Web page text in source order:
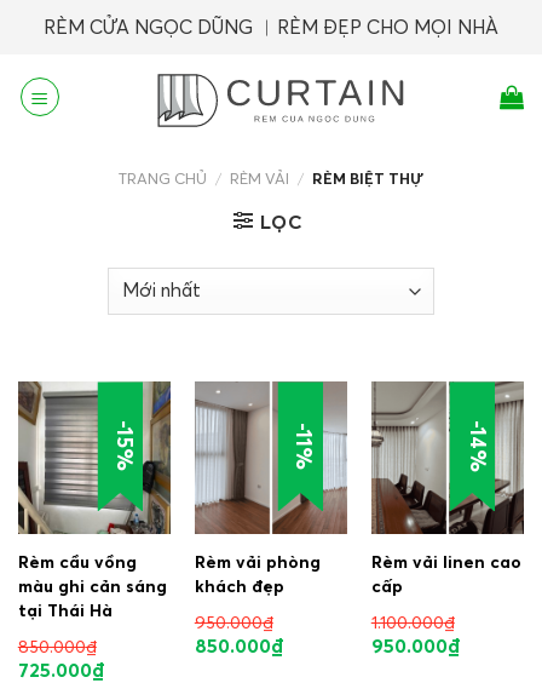
content
RÈM CỬA NGỌC DŨNG ︱RÈM ĐẸP CHO MỌI NHÀ
TRANG CHỦ / RÈM VẢI / RÈM BIỆT THỰ
LỌC
-15%
Rèm cầu vồng
màu ghi cản sáng
tại Thái Hà
850.000₫
725.000₫
-11%
Rèm vải phòng
khách đẹp
950.000₫
850.000₫
-14%
Rèm vải linen cao
cấp
1.100.000₫
950.000₫